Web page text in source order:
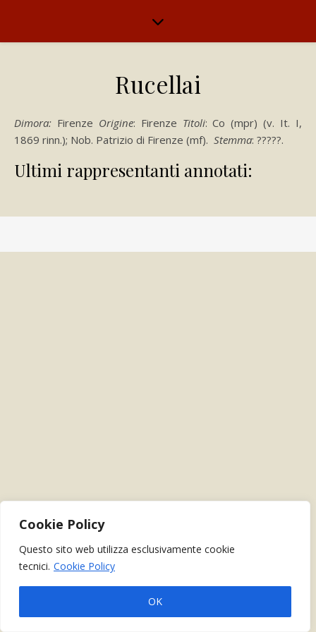
Cookie Policy
Questo sito web utilizza esclusivamente cookie
tecnici. Cookie Policy
OK
Rucellai
Dimora: Firenze Origine: Firenze Titoli: Co (mpr) (v. It. I,
1869 rinn.); Nob. Patrizio di Firenze (mf). Stemma: ?????.
Ultimi rappresentanti annotati: